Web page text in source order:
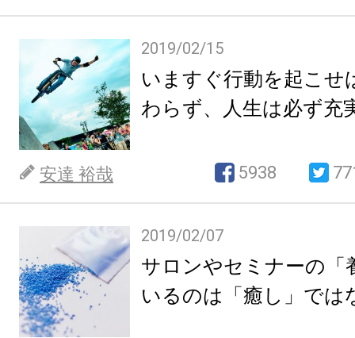
2019/02/15
いますぐ行動を起こせ
わらず、人生は必ず充
安達 裕哉 5938
2019/02/07
サロンやセミナーの「
いるのは「癒し」では